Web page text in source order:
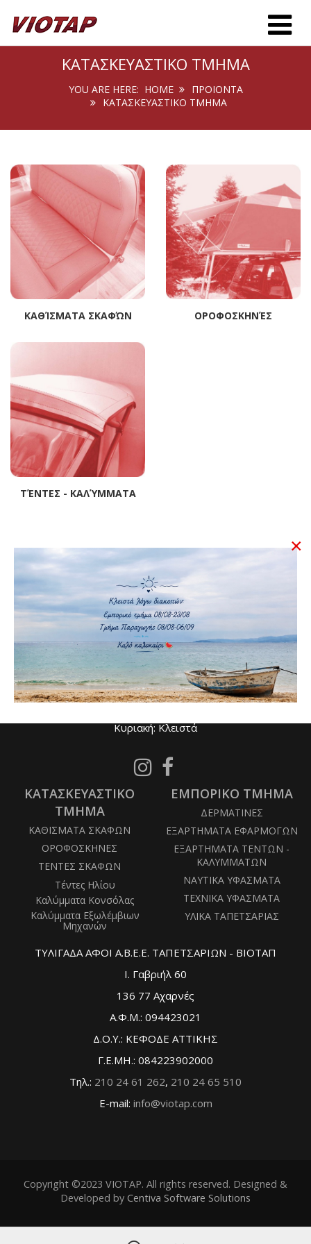
Toggle
ΚΑΤΑΣΚΕΥΑΣΤΙΚΟ ΤΜΗΜΑ
YOU ARE HERE: HOME
ΠΡΟΙΟΝΤΑ
ΚΑΤΑΣΚΕΥΑΣΤΙΚΟ ΤΜΗΜΑ
ΚΑΘΊΣΜΑΤΑ ΣΚΑΦΏΝ ΟΡΟΦΟΣΚΗΝΈΣ
ΤΈΝΤΕΣ - ΚΑΛΎΜΜΑΤΑ
Ωράριο Εργασίας
Καθημερινές: 8 πμ - 4 μμ
Κυριακή: Κλειστά
Follow
on
Facebook
ΚΑΤΑΣΚΕΥΑΣΤΙΚΟ
ΤΜΗΜΑ
ΚΑΘΙΣΜΑΤΑ ΣΚΑΦΩΝ
ΟΡΟΦΟΣΚΗΝΕΣ
ΤΕΝΤΕΣ ΣΚΑΦΩΝ
Τέντες Ηλίου
Καλύμματα Κονσόλας
Καλύμματα Εξωλέμβιων
Μηχανών
ΕΜΠΟΡΙΚΟ ΤΜΗΜΑ
ΔΕΡΜΑΤΙΝΕΣ
ΕΞΑΡΤΗΜΑΤΑ ΕΦΑΡΜΟΓΩΝ
ΕΞΑΡΤΗΜΑΤΑ ΤΕΝΤΩΝ -
ΚΑΛΥΜΜΑΤΩΝ
ΝΑΥΤΙΚΑ ΥΦΑΣΜΑΤΑ
ΤΕΧΝΙΚΑ ΥΦΑΣΜΑΤΑ
ΥΛΙΚΑ ΤΑΠΕΤΣΑΡΙΑΣ
ΤΥΛΙΓΑΔΑ ΑΦΟΙ Α.Β.Ε.Ε. ΤΑΠΕΤΣΑΡΙΩΝ - ΒΙΟΤΑΠ
Ι. Γαβριήλ 60
136 77 Αχαρνές
Α.Φ.Μ.: 094423021
Δ.Ο.Υ.: ΚΕΦΟΔΕ ΑΤΤΙΚΗΣ
Γ.Ε.ΜΗ.: 084223902000
Τηλ.: 210 24 61 262, 210 24 65 510
E-mail: info@viotap.com
Copyright ©2023 VIOTAP. All rights reserved. Designed &
Developed by Centiva Software Solutions
×